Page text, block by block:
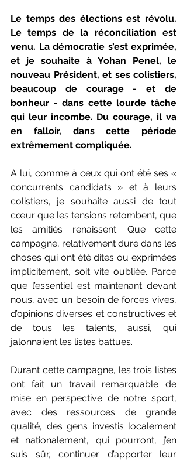
Le temps des élections est révolu.
Le temps de la réconciliation est
venu. La démocratie s’est exprimée,
et je souhaite à Yohan Penel, le
nouveau Président, et ses colistiers,
beaucoup de courage - et de
bonheur - dans cette lourde tâche
qui leur incombe. Du courage, il va
en falloir, dans cette période
extrêmement compliquée.
A lui, comme à ceux qui ont été ses «
concurrents candidats » et à leurs
colistiers, je souhaite aussi de tout
cœur que les tensions retombent, que
les amitiés renaissent. Que cette
campagne, relativement dure dans les
choses qui ont été dites ou exprimées
implicitement, soit vite oubliée. Parce
que l’essentiel est maintenant devant
nous, avec un besoin de forces vives,
d’opinions diverses et constructives et
de tous les talents, aussi, qui
jalonnaient les listes battues.
Durant cette campagne, les trois listes
ont fait un travail remarquable de
mise en perspective de notre sport,
avec des ressources de grande
qualité, des gens investis localement
et nationalement, qui pourront, j’en
suis sûr, continuer d’apporter leur